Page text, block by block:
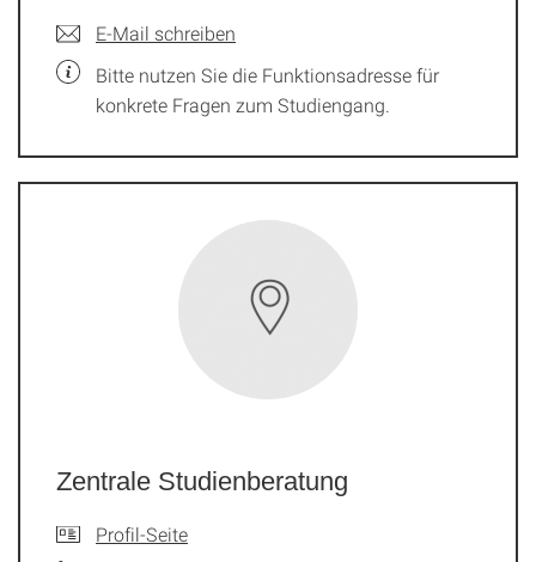
E-Mail schreiben
Bitte nutzen Sie die Funktionsadresse für
konkrete Fragen zum Studiengang.
Zentrale Studienberatung
Profil-Seite